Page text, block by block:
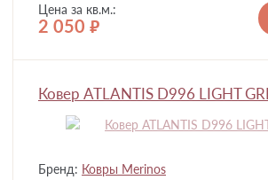
Цена за кв.м.:
2 050 руб.
Ковер ATLANTIS D996 LIGHT
Бренд: Ковры Merinos